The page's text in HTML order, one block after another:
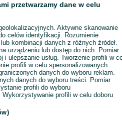
Wyświetlenia:
Wyślij wiadomość
przetwarzamy dane w celu
Aktywne skanowanie
celów identyfikacji. Rozumienie
kombinacji danych z różnych źródeł.
urządzeniu lub dostęp do nich. Pomiar
i ulepszanie usług. Tworzenie profili w
profili w celu spersonalizowanych
danych do wyboru reklam.
danych do wyboru treści. Pomiar
profili do wyboru
profili w celu doboru